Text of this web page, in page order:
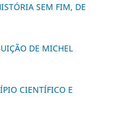
SEM FIM, DE
DE MICHEL
CIENTÍFICO E